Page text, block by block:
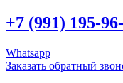
+7 (991) 195-
Whatsapp
Заказать обратный